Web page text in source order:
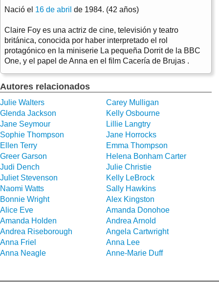
Nació el 16 de abril de 1984. (42 años)
Claire Foy es una actriz de cine, televisión y teatro
británica, conocida por haber interpretado el rol
protagónico en la miniserie La pequeña Dorrit de la BBC
One, y el papel de Anna en el film Cacería de Brujas .
Autores relacionados
Julie Walters
Carey Mulligan
Glenda Jackson
Kelly Osbourne
Jane Seymour
Lillie Langtry
Sophie Thompson
Jane Horrocks
Ellen Terry
Emma Thompson
Greer Garson
Helena Bonham Carter
Judi Dench
Julie Christie
Juliet Stevenson
Kelly LeBrock
Naomi Watts
Sally Hawkins
Bonnie Wright
Alex Kingston
Alice Eve
Amanda Donohoe
Amanda Holden
Andrea Arnold
Andrea Riseborough
Angela Cartwright
Anna Friel
Anna Lee
Anna Neagle
Anne-Marie Duff